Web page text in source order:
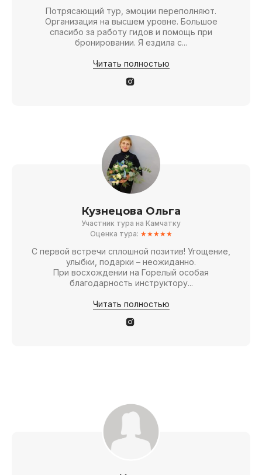
Потрясающий тур, эмоции переполняют.
Организация на высшем уровне. Большое
спасибо за работу гидов и помощь при
бронировании. Я ездила с...
Читать полностью
Кузнецова Ольга
Участник тура на Камчатку
Оценка тура: ★★★★★
С первой встречи сплошной позитив! Угощение,
улыбки, подарки – неожиданно.
При восхождении на Горелый особая
благодарность инструктору...
Читать полностью